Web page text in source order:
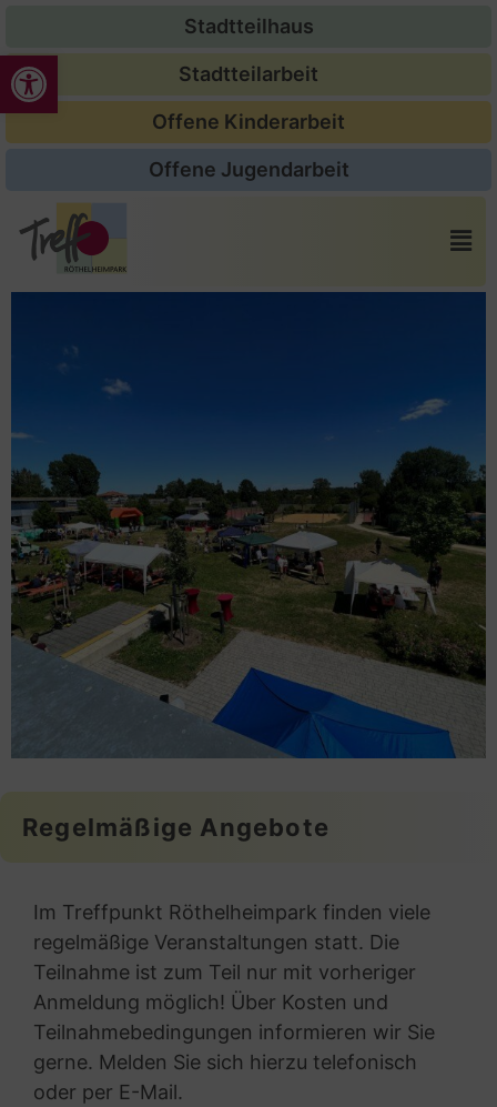
Werkzeugleiste öffnen
Stadtteilhaus
Stadtteilarbeit
Offene Kinderarbeit
Offene Jugendarbeit
Regelmäßige Angebote
Im Treffpunkt Röthelheimpark finden viele
regelmäßige Veranstaltungen statt. Die
Teilnahme ist zum Teil nur mit vorheriger
Anmeldung möglich! Über Kosten und
Teilnahmebedingungen informieren wir Sie
gerne. Melden Sie sich hierzu telefonisch
oder per E-Mail.